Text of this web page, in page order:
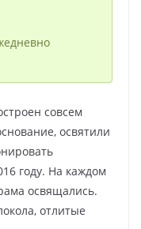
совсем
освятили
году. На каждом
освящались.
отлитые